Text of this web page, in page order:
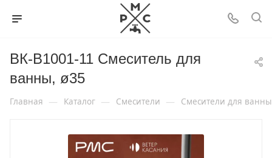
ВК-В1001-11 Смеситель для
ванны, ø35
Главная — Каталог — Смесители — Смесители для